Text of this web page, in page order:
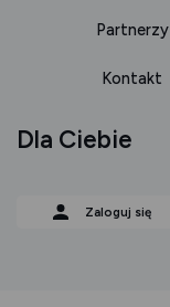
Partnerzy
Kontakt
Dla Ciebie
Zaloguj się